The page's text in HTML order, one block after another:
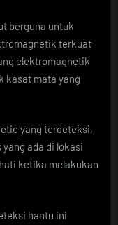
berguna untuk
terkuat
elektromagnetik
kasat mata yang
yang terdeteksi,
ada di lokasi
ketika melakukan
hantu ini